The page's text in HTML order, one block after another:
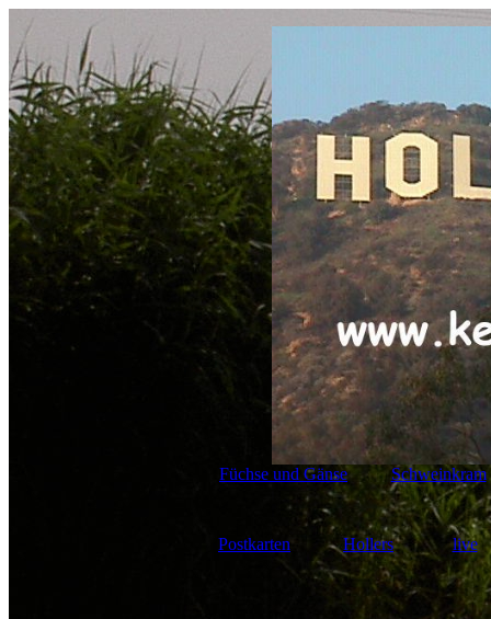
Füchse und Gänse Schweinkram
Postkarten Hollers live